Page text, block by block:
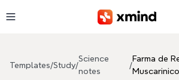
Templates/Study/
Science
notes
/
Farma de